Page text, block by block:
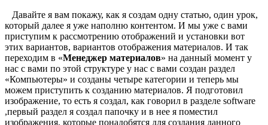
Давайте я вам покажу, как я создам одну статью, один урок,
который далее я уже наполню контентом. И мы уже с вами
приступим к рассмотрению отображений и установки вот
этих вариантов, вариантов отображения материалов. И так
переходим в «Менеджер материалов» на данный момент у
нас с вами по этой структуре у нас с вами создан раздел
«Компьютеры» и созданы четыре категории и теперь мы
можем приступить к созданию материалов. Я подготовил
изображение, то есть я создал, как говорил в разделе software
,первый раздел я создал папочку и в нее я поместил
изображения, которые понадобятся для создания данного